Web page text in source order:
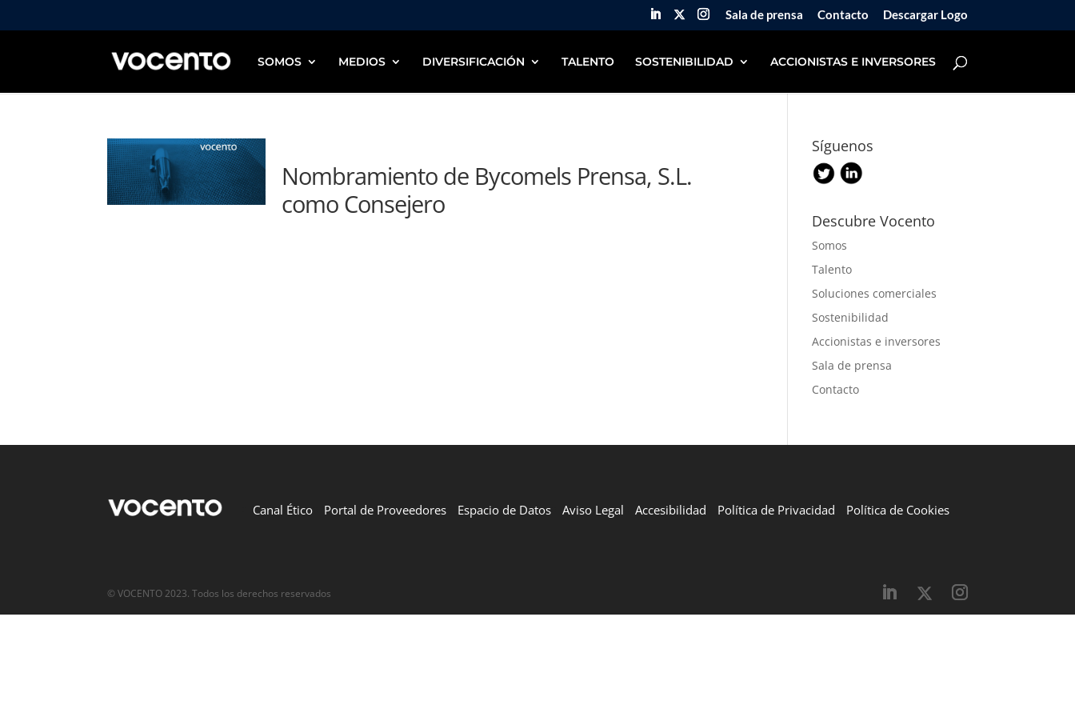
Sala de prensa Contacto Descargar Logo
SOMOS MEDIOS DIVERSIFICACIÓN TALENTO SOSTENIBILIDAD ACCIONISTAS E INVERSORES
Nombramiento de Bycomels Prensa, S.L.
como Consejero
Síguenos
Descubre Vocento
Somos
Talento
Soluciones comerciales
Sostenibilidad
Accionistas e inversores
Sala de prensa
Contacto
Canal Ético Portal de Proveedores Espacio de Datos Aviso Legal Accesibilidad Política de Privacidad Política de Cookies
© VOCENTO 2023. Todos los derechos reservados